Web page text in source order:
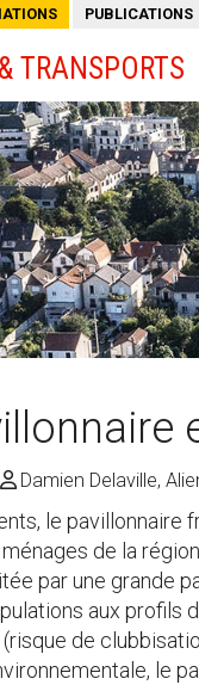
PUBLICATIONS
TRANSPORTS
Damien Delaville,
le pavillonnaire
de la
par une grande
aux profils
de
le